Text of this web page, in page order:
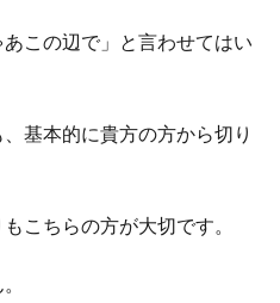
この辺で」と言わせてはい
基本的に貴方の方から切り
こちらの方が大切です。